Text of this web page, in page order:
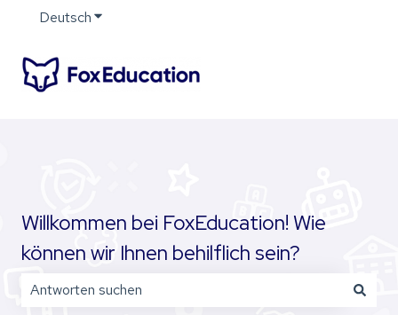
DeutschUntermenü für Übersetzungen anzeigen
Willkommen bei FoxEducation! Wie
können wir Ihnen behilflich sein?